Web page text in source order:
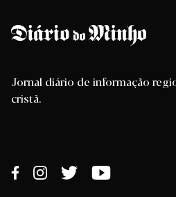
Jornal diário de informação
cristã.